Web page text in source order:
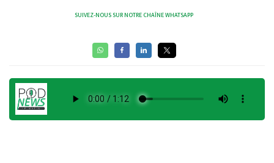
SUIVEZ-NOUS SUR NOTRE CHAÎNE WHATSAPP